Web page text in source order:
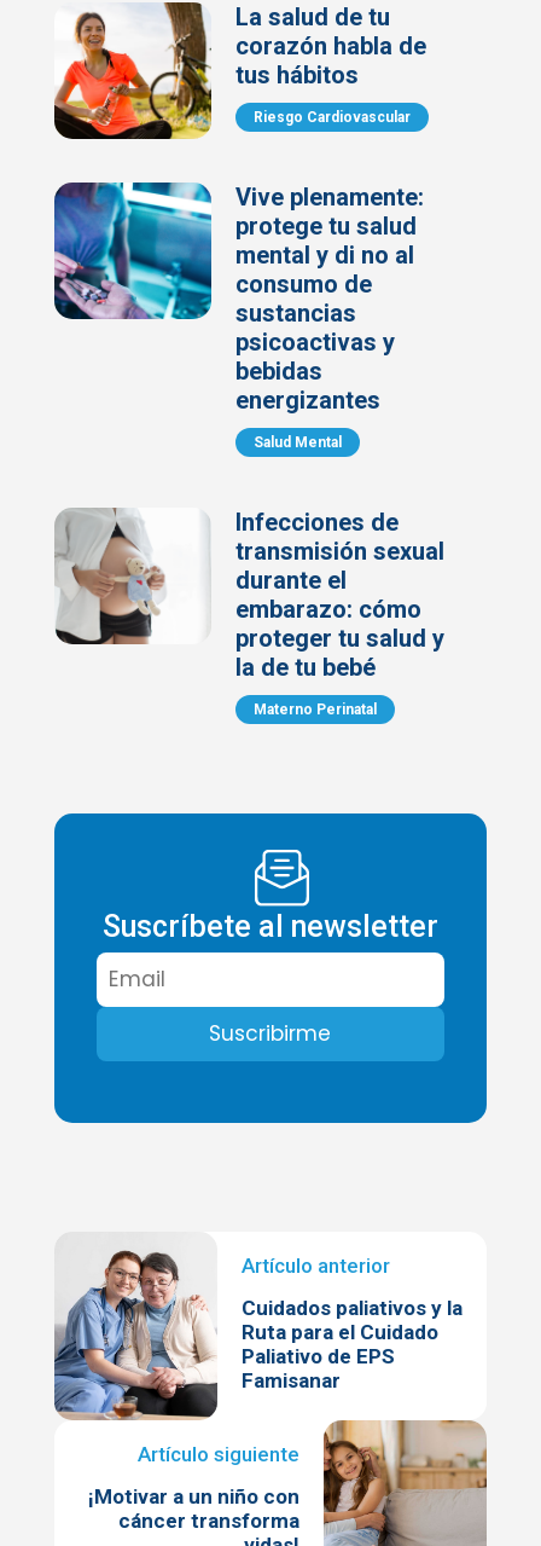
La salud de tu
corazón habla de
tus hábitos
Riesgo Cardiovascular
Vive plenamente:
protege tu salud
mental y di no al
consumo de
sustancias
psicoactivas y
bebidas
energizantes
Salud Mental
Infecciones de
transmisión sexual
durante el
embarazo: cómo
proteger tu salud y
la de tu bebé
Materno Perinatal
Suscríbete al newsletter
Cuidados paliativos y la
Ruta para el Cuidado
Paliativo de EPS
Famisanar
¡Motivar a un niño con
cáncer transforma